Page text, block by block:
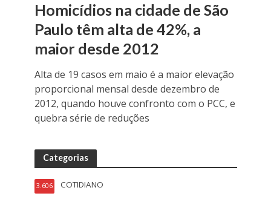
Homicídios na cidade de São
Paulo têm alta de 42%, a
maior desde 2012
Alta de 19 casos em maio é a maior elevação
proporcional mensal desde dezembro de
2012, quando houve confronto com o PCC, e
quebra série de reduções
Categorias
COTIDIANO
3.606